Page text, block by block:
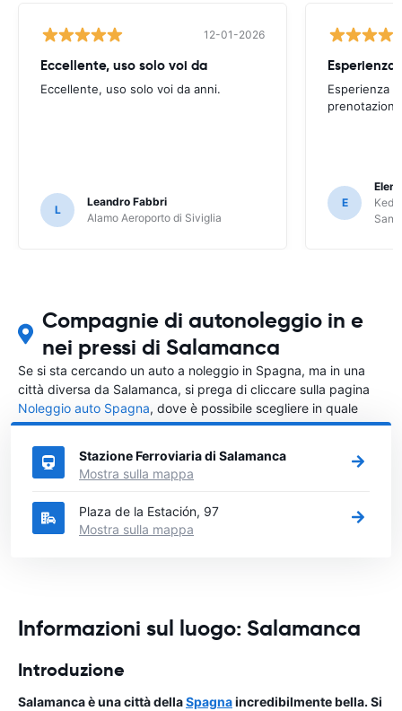
12-01-2026
Eccellente, uso solo voi da
Eccellente, uso solo voi da anni.
L
Leandro Fabbri
Alamo Aeroporto di Siviglia
Esperienza
E
Compagnie di autonoleggio in e
nei pressi di Salamanca
Se si sta cercando un auto a noleggio in Spagna, ma in una
città diversa da Salamanca, si prega di cliccare sulla pagina
Noleggio auto Spagna, dove è possibile scegliere in quale
città in Spagna si vuole noleggiare l'auto.
Stazione Ferroviaria di Salamanca
Mostra sulla mappa
Plaza de la Estación, 97
Mostra sulla mappa
Informazioni sul luogo: Salamanca
Introduzione
Salamanca è una città dellaSpagnaincredibilmente bella. Si